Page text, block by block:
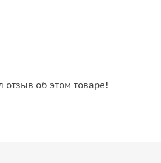
отзыв об этом товаре!